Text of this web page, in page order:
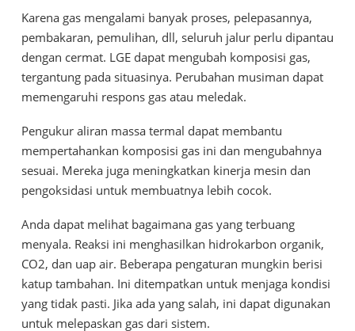
Karena gas mengalami banyak proses, pelepasannya,
pembakaran, pemulihan, dll, seluruh jalur perlu dipantau
dengan cermat. LGE dapat mengubah komposisi gas,
tergantung pada situasinya. Perubahan musiman dapat
memengaruhi respons gas atau meledak.
Pengukur aliran massa termal dapat membantu
mempertahankan komposisi gas ini dan mengubahnya
sesuai. Mereka juga meningkatkan kinerja mesin dan
pengoksidasi untuk membuatnya lebih cocok.
Anda dapat melihat bagaimana gas yang terbuang
menyala. Reaksi ini menghasilkan hidrokarbon organik,
CO2, dan uap air. Beberapa pengaturan mungkin berisi
katup tambahan. Ini ditempatkan untuk menjaga kondisi
yang tidak pasti. Jika ada yang salah, ini dapat digunakan
untuk melepaskan gas dari sistem.